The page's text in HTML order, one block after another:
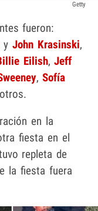
Getty
fueron:
yJohn Krasinski,
Eilish,Jeff
,Sofía
en la
fiesta en el
repleta de
la fiesta fuera